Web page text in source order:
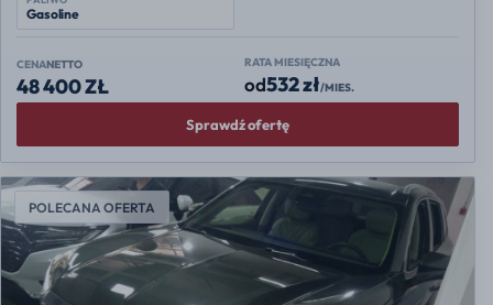
Gasoline
CENANETTO
48 400 ZŁ
RATA MIESIĘCZNA
od532 zł/MIES.
Sprawdź ofertę
POLECANA OFERTA